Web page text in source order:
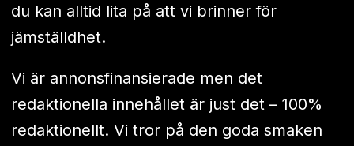
du kan alltid lita på att vi brinner för
jämställdhet.
Vi är annonsfinansierade men det
redaktionella innehållet är just det – 100%
redaktionellt. Vi tror på den goda smaken